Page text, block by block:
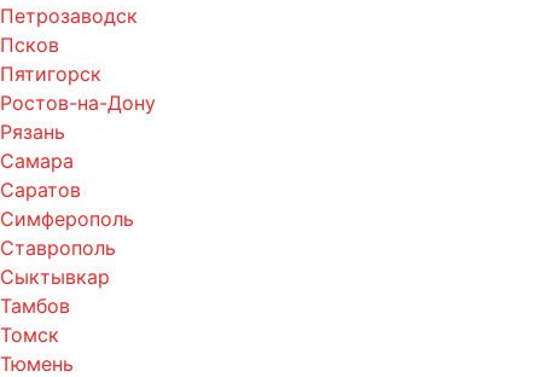
Петрозаводск
Псков
Пятигорск
Ростов-на-Дону
Рязань
Самара
Саратов
Симферополь
Ставрополь
Сыктывкар
Тамбов
Томск
Тюмень